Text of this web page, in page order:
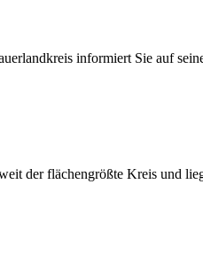
informiert Sie auf
der flächengrößte Kreis und